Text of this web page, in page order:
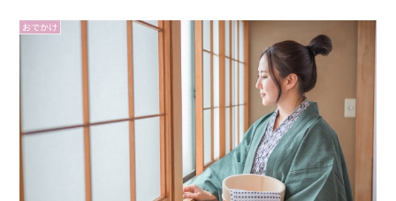
おでかけ